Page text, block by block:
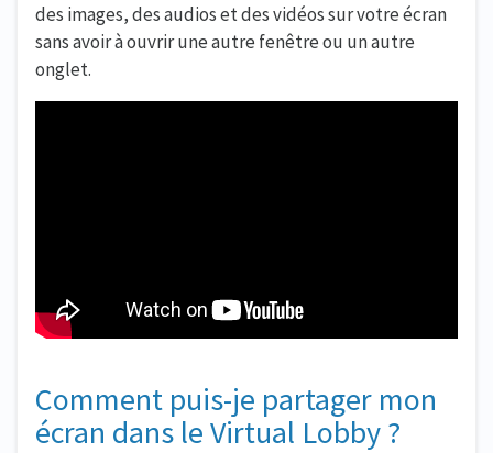
des images, des audios et des vidéos sur votre écran
sans avoir à ouvrir une autre fenêtre ou un autre
onglet.
Comment puis-je partager mon
écran dans le Virtual Lobby ?